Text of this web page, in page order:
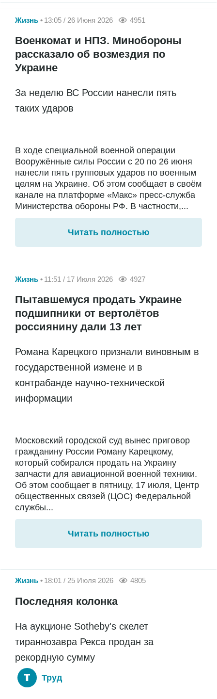
Жизнь 13:05 / 26 Июня 2026 4951
Военкомат и НПЗ. Минобороны
рассказало об возмездия по
Украине
За неделю ВС России нанесли пять
таких ударов
В ходе специальной военной операции
Вооружённые силы России с 20 по 26 июня
нанесли пять групповых ударов по военным
целям на Украине. Об этом сообщает в своём
канале на платформе «Макс» пресс-служба
Министерства обороны РФ. В частности,...
Читать полностью
Жизнь 11:51 / 17 Июля 2026 4927
Пытавшемуся продать Украине
подшипники от вертолётов
россиянину дали 13 лет
Романа Карецкого признали виновным в
государственной измене и в
контрабанде научно-технической
информации
Московский городской суд вынес приговор
гражданину России Роману Карецкому,
который собирался продать на Украину
запчасти для авиационной военной техники.
Об этом сообщает в пятницу, 17 июля, Центр
общественных связей (ЦОС) Федеральной
службы...
Читать полностью
Жизнь 18:01 / 25 Июля 2026 4805
Последняя колонка
На аукционе Sotheby's скелет
тираннозавра Рекса продан за
рекордную сумму
Труд